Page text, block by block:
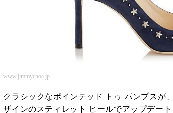
www.jimmychoo.jp
クラシックなポインテッド トゥ パンプスが
ザインのスティレット ヒールでアップデー